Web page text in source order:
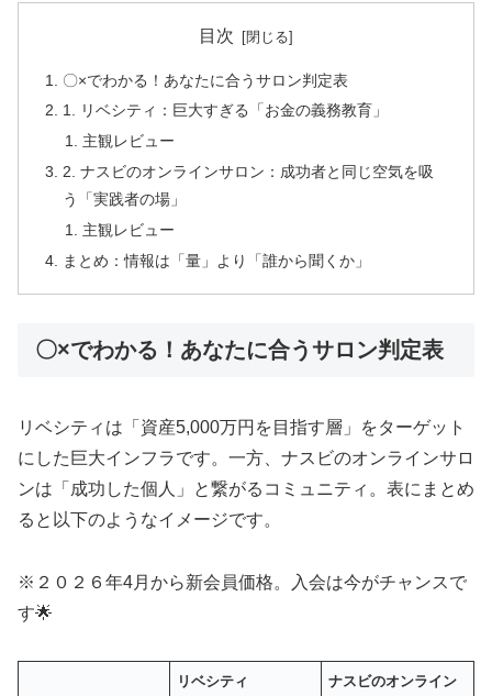
目次
〇×でわかる！あなたに合うサロン判定表
1. リベシティ：巨大すぎる「お金の義務教育」
主観レビュー
2. ナスビのオンラインサロン：成功者と同じ空気を吸
う「実践者の場」
主観レビュー
まとめ：情報は「量」より「誰から聞くか」
〇×でわかる！あなたに合うサロン判定表
リベシティは「資産5,000万円を目指す層」をターゲット
にした巨大インフラです。一方、ナスビのオンラインサロ
ンは「成功した個人」と繋がるコミュニティ。表にまとめ
ると以下のようなイメージです。
※２０２６年4月から新会員価格。入会は今がチャンスで
す🌟
リベシティ
ナスビのオンライン